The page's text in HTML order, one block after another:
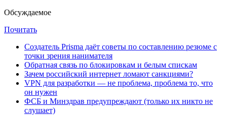
Обсуждаемое
Почитать
Создатель Prisma даёт советы по составлению резюме с
точки зрения нанимателя
Обратная связь по блокировкам и белым спискам
Зачем российский интернет ломают санкциями?
VPN для разработки — не проблема, проблема то, что
он нужен
ФСБ и Минздрав предупреждают (только их никто не
слушает)